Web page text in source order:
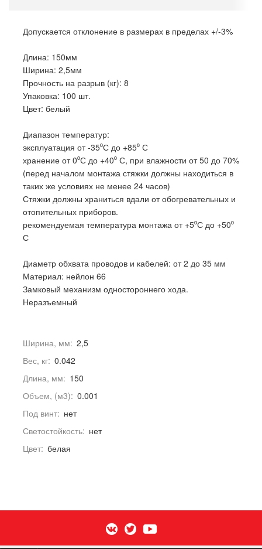
Допускается отклонение в размерах в пределах +/-3%
Длина: 150мм
Ширина: 2,5мм
Прочность на разрыв (кг): 8
Упаковка: 100 шт.
Цвет: белый
Диапазон температур:
эксплуатация от -35⁰С до +85⁰ С
хранение от 0⁰С до +40⁰ С, при влажности от 50 до 70%
(перед началом монтажа стяжки должны находиться в
таких же условиях не менее 24 часов)
Стяжки должны храниться вдали от обогревательных и
отопительных приборов.
рекомендуемая температура монтажа от +5⁰С до +50⁰
С
Диаметр обхвата проводов и кабелей: от 2 до 35 мм
Материал: нейлон 66
Замковый механизм одностороннего хода.
Неразъемный
Ширина, мм: 2,5
Вес, кг: 0.042
Длина, мм: 150
Объем, (м3): 0.001
Под винт: нет
Светостойкость: нет
Цвет: белая